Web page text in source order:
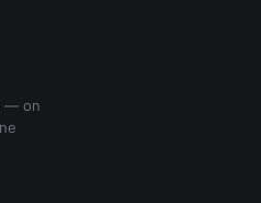
— on